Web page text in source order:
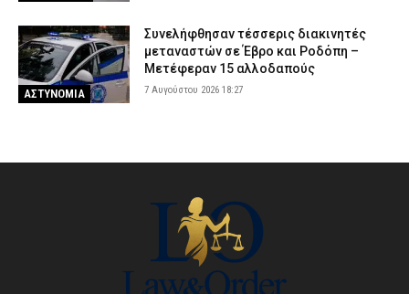
ΑΣΤΥΝΟΜΙΑ
Συνελήφθησαν τέσσερις διακινητές
μεταναστών σε Έβρο και Ροδόπη –
Μετέφεραν 15 αλλοδαπούς
7 Αυγούστου 2026 18:27